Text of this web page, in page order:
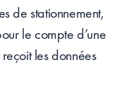
de stationnement,
le compte d’une
les données